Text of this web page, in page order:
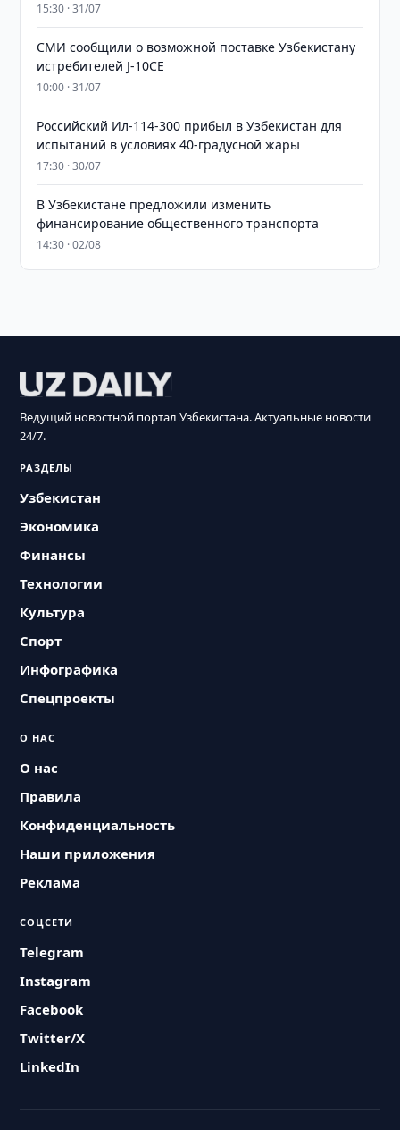
15:30 · 31/07
СМИ сообщили о возможной поставке Узбекистану
истребителей J-10CE
10:00 · 31/07
Российский Ил-114-300 прибыл в Узбекистан для
испытаний в условиях 40-градусной жары
17:30 · 30/07
В Узбекистане предложили изменить
финансирование общественного транспорта
14:30 · 02/08
Ведущий новостной портал Узбекистана. Актуальные новости
24/7.
РАЗДЕЛЫ
Узбекистан
Экономика
Финансы
Технологии
Культура
Спорт
Инфографика
Спецпроекты
О НАС
О нас
Правила
Конфиденциальность
Наши приложения
Реклама
СОЦСЕТИ
Telegram
Instagram
Facebook
Twitter/X
LinkedIn